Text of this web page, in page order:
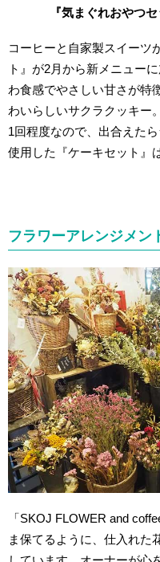
『気まぐれおやつ
コーヒーと自家製スイーツ
ト』が2月から新メニュー
わ食感でやさしい甘さが特
わいらしいサクラクッキー
1回程度なので、出合えた
使用した『ケーキセット』
フラワーアレンジメン
「SKOJ FLOWER and
ま保てるように、仕入れた